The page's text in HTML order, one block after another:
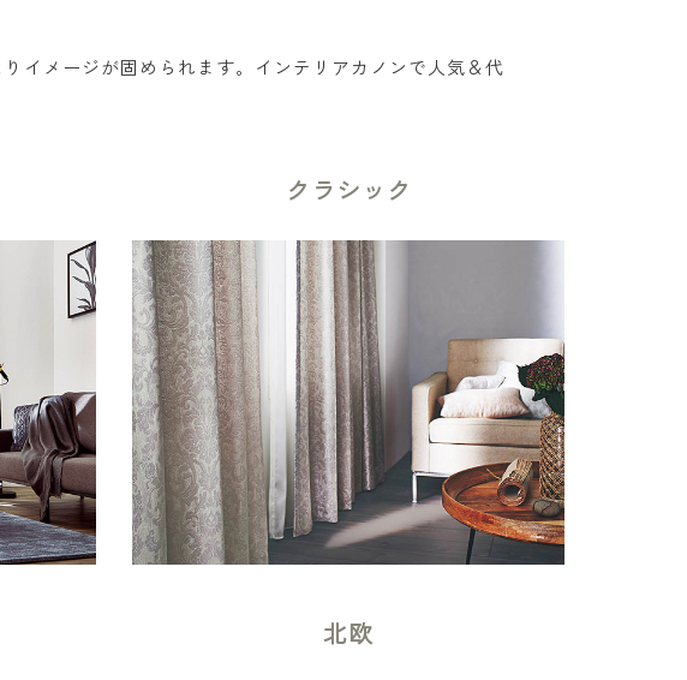
イメージが固められます。インテリアカノンで人気＆代
クラシック
北欧